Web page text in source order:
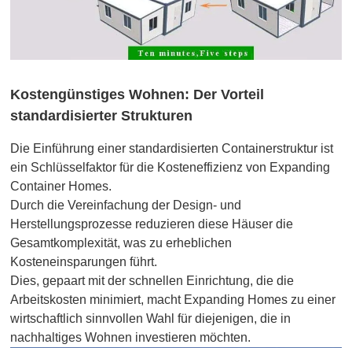
Kostengünstiges Wohnen: Der Vorteil
standardisierter Strukturen
Die Einführung einer standardisierten Containerstruktur ist
ein Schlüsselfaktor für die Kosteneffizienz von Expanding
Container Homes.
Durch die Vereinfachung der Design- und
Herstellungsprozesse reduzieren diese Häuser die
Gesamtkomplexität, was zu erheblichen
Kosteneinsparungen führt.
Dies, gepaart mit der schnellen Einrichtung, die die
Arbeitskosten minimiert, macht Expanding Homes zu einer
wirtschaftlich sinnvollen Wahl für diejenigen, die in
nachhaltiges Wohnen investieren möchten.